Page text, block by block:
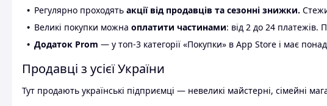
Регулярно проходять акції від продавців та сезонні знижки.
Великі покупки можна оплатити частинами: від 2 до 24 платежів.
Додаток Prom — у топ-3 категорії «Покупки» в App Store і має
Продавці з усієї України
Тут продають українські підприємці — невеликі майстерні, сімейні